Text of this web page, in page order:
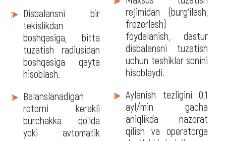
Disbalansni bir
tekislikdan
boshqasiga, bitta
tuzatish radiusidan
boshqasiga qayta
hisoblash.
Balanslanadigan
rotorni kerakli
burchakka qo‘lda
yoki avtomatik
rejimidan (burg‘ilash,
frezerlash)
foydalanish, dastur
disbalansni tuzatish
uchun teshiklar sonini
hisoblaydi.
Aylanish tezligini 0,1
ayl/min gacha
aniqlikda nazorat
qilish va operatorga